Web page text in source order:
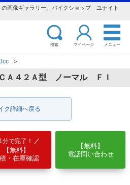
の画像ギャラリー。バイクショップ ユナイト
検索 マイページ メニュー
＞
Ａ４２Ａ型 ノーマル ＦＩ
ク詳細へ戻る
1分で完了！
【無料】
・在庫確認
【無料】
電話問い合わせ